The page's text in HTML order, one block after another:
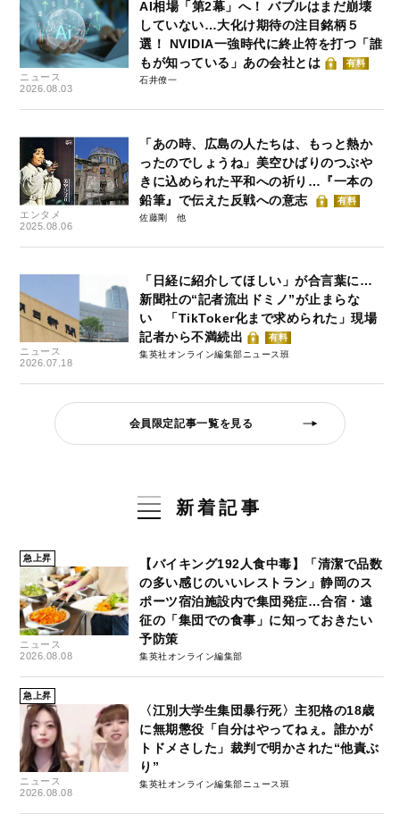
ニュース
2026.08.03
AI相場「第2幕」へ！ バブルはまだ崩壊
していない…大化け期待の注目銘柄５
選！ NVIDIA一強時代に終止符を打つ「誰
もが知っている」あの会社とは
有料
石井僚一
エンタメ
2025.08.06
「あの時、広島の人たちは、もっと熱か
ったのでしょうね」美空ひばりのつぶや
きに込められた平和への祈り…『一本の
鉛筆』で伝えた反戦への意志
有料
佐藤剛
ニュース
2026.07.18
「日経に紹介してほしい」が合言葉に…
新聞社の“記者流出ドミノ”が止まらな
い 「TikToker化まで求められた」現場
記者から不満続出
有料
集英社オンライン編集部ニュース班
会員限定記事一覧を見る
新着記事
急上昇
ニュース
2026.08.08
【バイキング192人食中毒】「清潔で品数
の多い感じのいいレストラン」静岡のス
ポーツ宿泊施設内で集団発症…合宿・遠
征の「集団での食事」に知っておきたい
予防策
集英社オンライン編集部
急上昇
ニュース
2026.08.08
〈江別大学生集団暴行死〉主犯格の18歳
に無期懲役「自分はやってねぇ。誰かが
トドメさした」裁判で明かされた“他責ぶ
り”
集英社オンライン編集部ニュース班